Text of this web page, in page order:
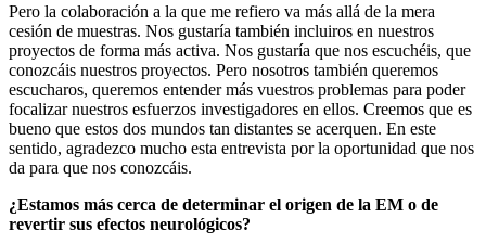
Pero la colaboración a la que me refiero va más allá de la mera
cesión de muestras. Nos gustaría también incluiros en nuestros
proyectos de forma más activa. Nos gustaría que nos escuchéis, que
conozcáis nuestros proyectos. Pero nosotros también queremos
escucharos, queremos entender más vuestros problemas para poder
focalizar nuestros esfuerzos investigadores en ellos. Creemos que es
bueno que estos dos mundos tan distantes se acerquen. En este
sentido, agradezco mucho esta entrevista por la oportunidad que nos
da para que nos conozcáis.
¿Estamos más cerca de determinar el origen de la EM o de
revertir sus efectos neurológicos?